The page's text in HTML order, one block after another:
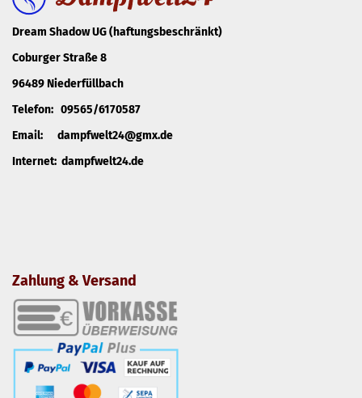
Dream Shadow UG (haftungsbeschränkt)
Coburger Straße 8
96489 Niederfüllbach
Telefon: 09565/6170587
Email: dampfwelt24@gmx.de
Internet: dampfwelt24.de
Zahlung & Versand